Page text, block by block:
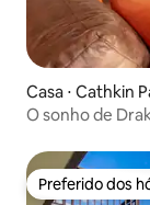
Casa ⋅ Cathkin
O sonho de
Preferido dos
Preferido dos